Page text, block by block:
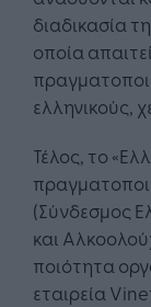
διαδικασία
οποία
ελληνικούς,
Τέλος, το
(Σύνδεσμος
και
ποιότητα
εταιρεία